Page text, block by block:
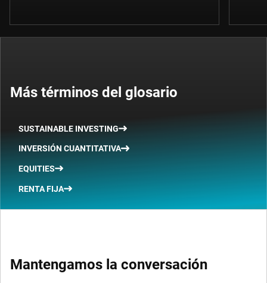
Más términos del glosario
SUSTAINABLE INVESTING
INVERSIÓN CUANTITATIVA
EQUITIES
RENTA FIJA
Mantengamos la conversación